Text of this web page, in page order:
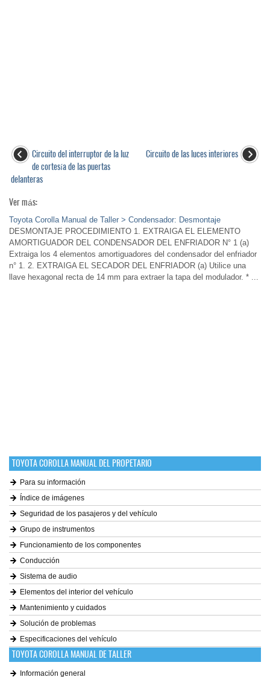
Circuito del interruptor de la luz
de cortesía de las puertas
delanteras
Circuito de las luces interiores
Ver más:
Toyota Corolla Manual de Taller > Condensador: Desmontaje
DESMONTAJE PROCEDIMIENTO 1. EXTRAIGA EL ELEMENTO
AMORTIGUADOR DEL CONDENSADOR DEL ENFRIADOR N° 1 (a)
Extraiga los 4 elementos amortiguadores del condensador del enfriador
n° 1. 2. EXTRAIGA EL SECADOR DEL ENFRIADOR (a) Utilice una
llave hexagonal recta de 14 mm para extraer la tapa del modulador. * ...
TOYOTA COROLLA MANUAL DEL PROPETARIO
Para su información
Índice de imágenes
Seguridad de los pasajeros y del vehículo
Grupo de instrumentos
Funcionamiento de los componentes
Conducción
Sistema de audio
Elementos del interior del vehículo
Mantenimiento y cuidados
Solución de problemas
Especificaciones del vehículo
TOYOTA COROLLA MANUAL DE TALLER
Información general